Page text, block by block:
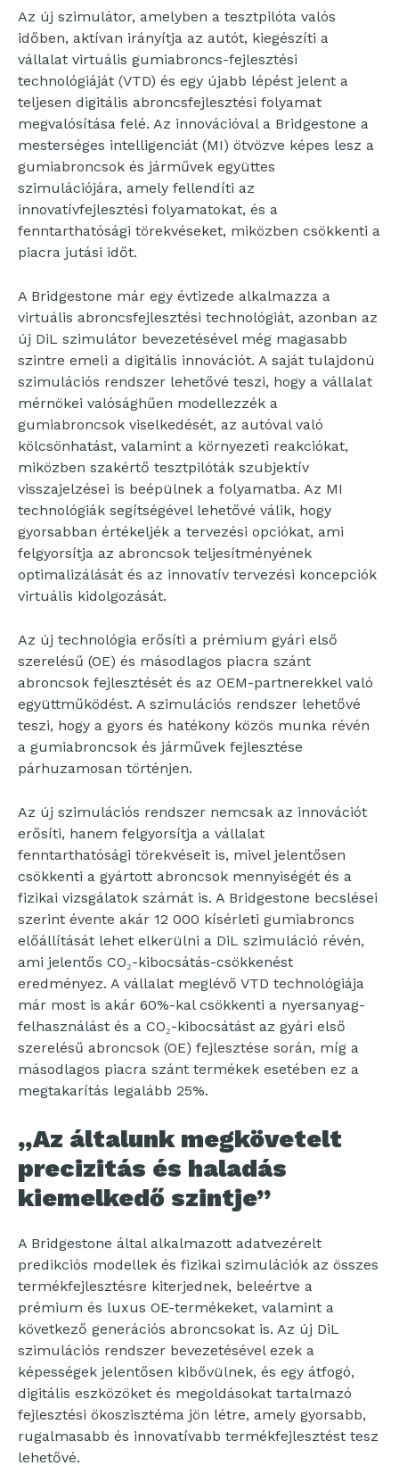
Az új szimulátor, amelyben a tesztpilóta valós
időben, aktívan irányítja az autót, kiegészíti a
vállalat virtuális gumiabroncs-fejlesztési
technológiáját (VTD) és egy újabb lépést jelent a
teljesen digitális abroncsfejlesztési folyamat
megvalósítása felé. Az innovációval a Bridgestone a
mesterséges intelligenciát (MI) ötvözve képes lesz a
gumiabroncsok és járművek együttes
szimulációjára, amely fellendíti az
innovatívfejlesztési folyamatokat, és a
fenntarthatósági törekvéseket, miközben csökkenti a
piacra jutási időt.
A Bridgestone már egy évtizede alkalmazza a
virtuális abroncsfejlesztési technológiát, azonban az
új DiL szimulátor bevezetésével még magasabb
szintre emeli a digitális innovációt. A saját tulajdonú
szimulációs rendszer lehetővé teszi, hogy a vállalat
mérnökei valósághűen modellezzék a
gumiabroncsok viselkedését, az autóval való
kölcsönhatást, valamint a környezeti reakciókat,
miközben szakértő tesztpilóták szubjektív
visszajelzései is beépülnek a folyamatba. Az MI
technológiák segítségével lehetővé válik, hogy
gyorsabban értékeljék a tervezési opciókat, ami
felgyorsítja az abroncsok teljesítményének
optimalizálását és az innovatív tervezési koncepciók
virtuális kidolgozását.
Az új technológia erősíti a prémium gyári első
szerelésű (OE) és másodlagos piacra szánt
abroncsok fejlesztését és az OEM-partnerekkel való
együttműködést. A szimulációs rendszer lehetővé
teszi, hogy a gyors és hatékony közös munka révén
a gumiabroncsok és járművek fejlesztése
párhuzamosan történjen.
Az új szimulációs rendszer nemcsak az innovációt
erősíti, hanem felgyorsítja a vállalat
fenntarthatósági törekvéseit is, mivel jelentősen
csökkenti a gyártott abroncsok mennyiségét és a
fizikai vizsgálatok számát is. A Bridgestone becslései
szerint évente akár 12 000 kísérleti gumiabroncs
előállítását lehet elkerülni a DiL szimuláció révén,
ami jelentős CO₂-kibocsátás-csökkenést
eredményez. A vállalat meglévő VTD technológiája
már most is akár 60%-kal csökkenti a nyersanyag-
felhasználást és a CO₂-kibocsátást az gyári első
szerelésű abroncsok (OE) fejlesztése során, míg a
másodlagos piacra szánt termékek esetében ez a
megtakarítás legalább 25%.
„Az általunk megkövetelt
precizitás és haladás
kiemelkedő szintje”
A Bridgestone által alkalmazott adatvezérelt
predikciós modellek és fizikai szimulációk az összes
termékfejlesztésre kiterjednek, beleértve a
prémium és luxus OE-termékeket, valamint a
következő generációs abroncsokat is. Az új DiL
szimulációs rendszer bevezetésével ezek a
képességek jelentősen kibővülnek, és egy átfogó,
digitális eszközöket és megoldásokat tartalmazó
fejlesztési ökoszisztéma jön létre, amely gyorsabb,
rugalmasabb és innovatívabb termékfejlesztést tesz
lehetővé.